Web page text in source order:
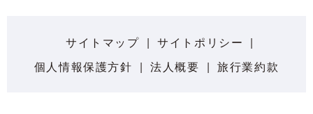
サイトマップ
サイトポリシー
個人情報保護方針
法人概要 旅行業約款